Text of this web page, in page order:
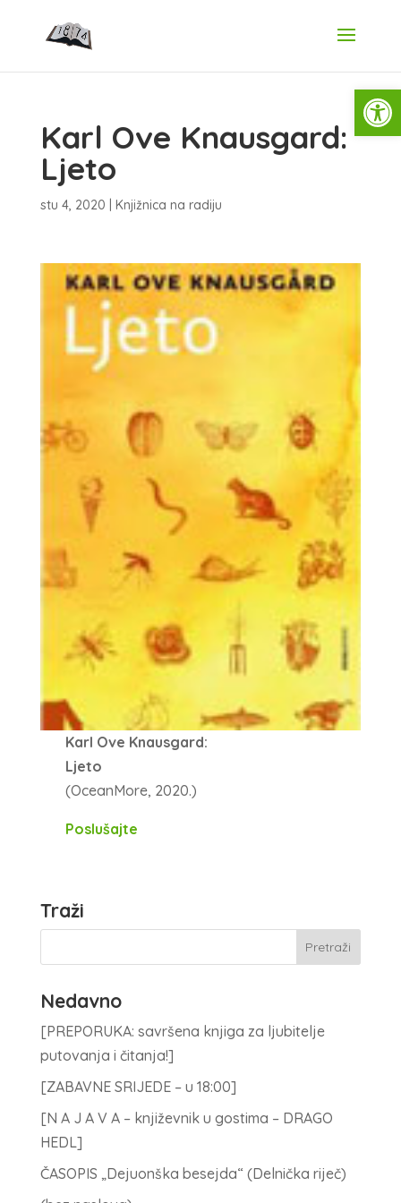
Karl Ove Knausgard:
Ljeto
stu 4, 2020 Knjižnica na radiju
Karl Ove Knausgard:
Ljeto
(OceanMore, 2020.)
Poslušajte
Traži
Nedavno
[PREPORUKA: savršena knjiga za ljubitelje
putovanja i čitanja!]
[ZABAVNE SRIJEDE – u 18:00]
[N A J A V A – književnik u gostima – DRAGO
HEDL]
ČASOPIS „Dejuonška besejda“ (Delnička riječ)